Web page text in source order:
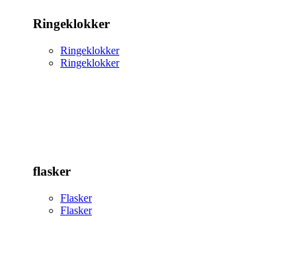
Ringeklokker
Ringeklokker
Ringeklokker
flasker
Flasker
Flasker